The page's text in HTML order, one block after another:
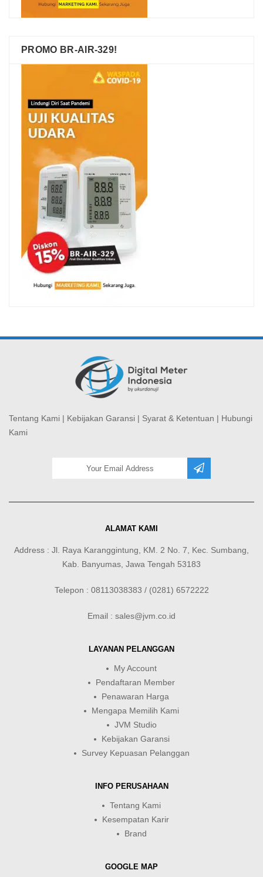
PROMO BR-AIR-329!
Tentang Kami | Kebijakan Garansi | Syarat & Ketentuan | Hubungi
Kami
ALAMAT KAMI
Address : Jl. Raya Karanggintung, KM. 2 No. 7, Kec. Sumbang,
Kab. Banyumas, Jawa Tengah 53183
Telepon : 08113038383 / (0281) 6572222
Email : sales@jvm.co.id
LAYANAN PELANGGAN
My Account
Pendaftaran Member
Penawaran Harga
Mengapa Memilih Kami
JVM Studio
Kebijakan Garansi
Survey Kepuasan Pelanggan
INFO PERUSAHAAN
Tentang Kami
Kesempatan Karir
Brand
GOOGLE MAP